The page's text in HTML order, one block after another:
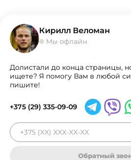
Кирилл Веломан
Мы офлайн
Долистали до конца страницы,
ищете? Я помогу Вам в любой
пишите!
+375 (29) 335-09-09
Обратный